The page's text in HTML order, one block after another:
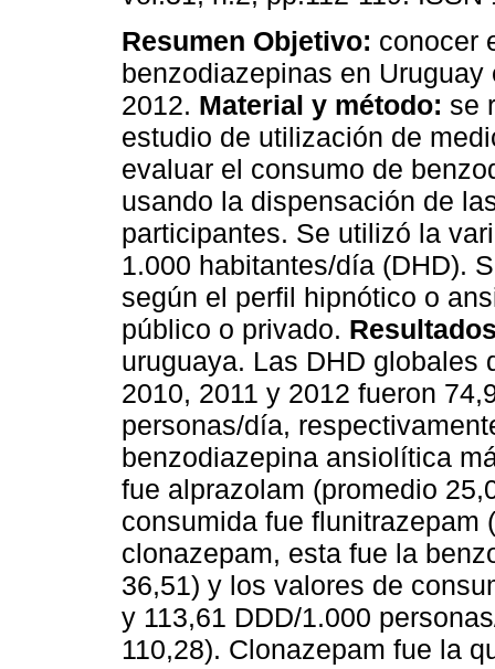
Resumen Objetivo: conocer
benzodiazepinas en Uruguay
2012. Material y método: se
estudio de utilización de
evaluar el consumo de
usando la dispensación de
participantes. Se utilizó la
1.000 habitantes/día (DHD).
según el perfil hipnótico o
público o privado.
uruguaya. Las DHD globales
2010, 2011 y 2012 fueron
personas/día,
benzodiazepina ansiolítica
fue alprazolam (promedio
consumida fue flunitrazepam
clonazepam, esta fue la
36,51) y los valores de
y 113,61 DDD/1.000
110,28). Clonazepam fue la